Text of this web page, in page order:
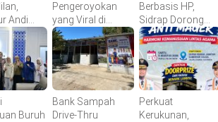
Andi
Raih
Awards
Pengeroyokan
yang Viral di
Morowali,
Pastikan Hak
Keluarga
Terpenuhi
Berbasis HP,
Sidrap Dorong
Inovasi Pertanian
Buruh
Bank Sampah
Drive-Thru
Perkuat
Kerukunan,